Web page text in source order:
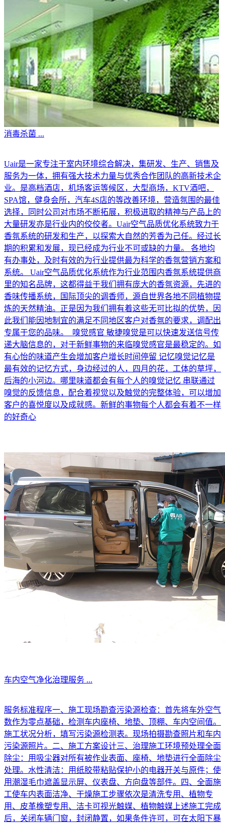
消毒杀菌 ...
Uair是一家专注于室内环境综合解决，集研发、生产、销售及
服务为一体，拥有强大技术力量与优秀合作团队的高新技术企
业。是高档酒店，机场客运等候区，大型商场，KTV酒吧，
SPA馆，健身会所，汽车4S店的等改善环境，营造氛围的最佳
选择，同时公司对市场不断拓展，积极进取的精神与产品上的
大量研发亦是行业内的佼佼者。Uair空气品质优化系统致力于
香氛系统的研发和生产，以探索大自然的芳香为己任。经过长
期的积累和发展，现已经成为行业不可或缺的力量。 各地均
有办事处，及时有效的为行业提供最为科学的香氛营销方案和
系统。 Uair空气品质优化系统作为行业范围内香氛系统提供商
里的知名品牌，这都得益于我们拥有庞大的香氛资源，先进的
香味传播系统，国际顶尖的调香师，源自世界各地不同植物提
炼的天然精油。正是因为我们拥有着这些无可比拟的优势，因
此我们能因地制宜的满足不同地区客户对香氛的要求，调配出
专属于您的品味。 嗅觉感官 敏捷嗅觉是可以快速发送信号传
递大脑信息的，对于新鲜事物的来临嗅觉感官是最稳定的。如
有心怡的味道产生会增加客户增长时间停留 记忆嗅觉记忆是
最有效的记忆方式，身边经过的人，四月的花，工体的草坪，
后海的小河边。哪里味道都会有每个人的嗅觉记忆 串联通过
嗅觉的反馈信息，配合着视觉以及触觉的完整体验，可以增加
客户的喜悦度以及成就感。新鲜的事物每个人都会有着不一样
的好奇心
车内空气净化治理服务 ...
服务标准程序一、施工现场勘查污染源检查：首先将车外空气
数作为零点基础，检测车内座椅、地垫、顶棚、车内空间值。
施工状况分析，填写污染源检测表。现场拍摄勘查照片和车内
污染源照片。二、施工方案设计三、治理施工环境预处理全面
除尘：用吸尘器对所有被作业表面、座椅、地垫进行全面除尘
处理。水性清洁：用纸胶带粘贴保护小的电器开关与原件；使
用潮湿毛巾遮盖显示屏、仪表盘、方向盘等部件。四、全面施
工使车内表面洁净、干燥施工步骤依次是清洗专用、植物专
用、皮革橡塑专用、洁卡可视光触媒、植物触媒上述施工完成
后，关闭车辆门窗，封闭静置，如果条件许可，可在太阳下暴